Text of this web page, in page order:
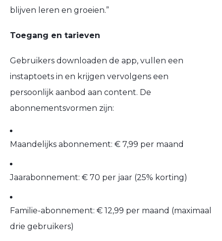
blijven leren en groeien.”
Toegang en tarieven
Gebruikers downloaden de app, vullen een
instaptoets in en krijgen vervolgens een
persoonlijk aanbod aan content. De
abonnementsvormen zijn:
Maandelijks abonnement: € 7,99 per maand
Jaarabonnement: € 70 per jaar (25% korting)
Familie-abonnement: € 12,99 per maand (maximaal
drie gebruikers)